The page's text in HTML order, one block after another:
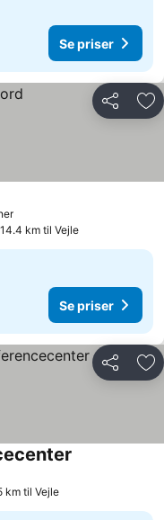
Se priser
Del
km til Vejle
Se priser
Del
km til Vejle